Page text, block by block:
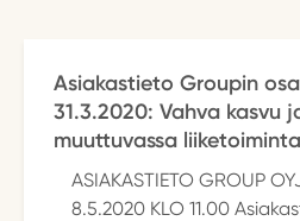
Asiakastieto Groupin
31.3.2020: Vahva kasvu
muuttuvassa
ASIAKASTIETO GROUP
8.5.2020 KLO 11.00